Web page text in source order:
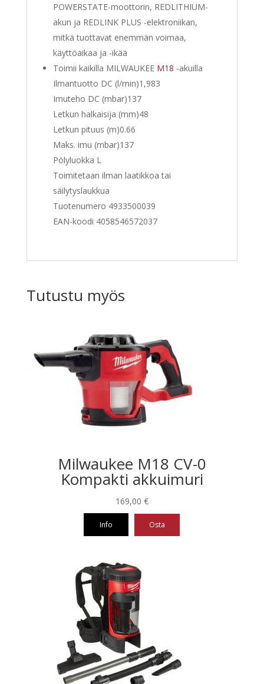
POWERSTATE-moottorin, REDLITHIUM-
akun ja REDLINK PLUS -elektroniikan,
mitkä tuottavat enemmän voimaa,
käyttöaikaa ja -ikää
Toimii kaikilla MILWAUKEE M18 -akuilla
Ilmantuotto DC (l/min)1,983
Imuteho DC (mbar)137
Letkun halkaisija (mm)48
Letkun pituus (m)0.66
Maks. imu (mbar)137
Pölyluokka L
Toimitetaan ilman laatikkoa tai
säilytyslaukkua
Tuotenumero 4933500039
EAN-koodi 4058546572037
Tutustu myös
Milwaukee M18 CV-0
Kompakti akkuimuri
169,00 €
Info Osta